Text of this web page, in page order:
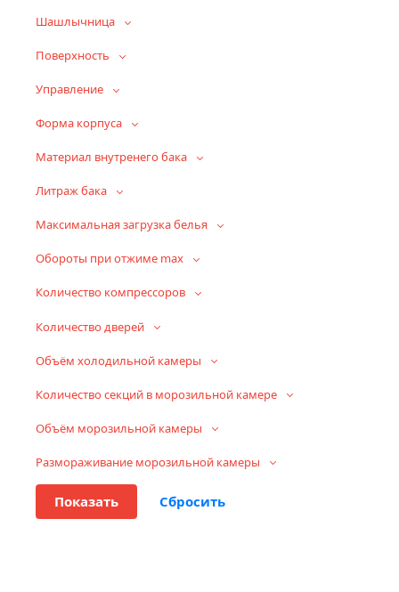
Шашлычница
Поверхность
Управление
Форма корпуса
Материал внутренего бака
Литраж бака
Максимальная загрузка белья
Обороты при отжиме max
Количество компрессоров
Количество дверей
Объём холодильной камеры
Количество секций в морозильной камере
Объём морозильной камеры
Размораживание морозильной камеры